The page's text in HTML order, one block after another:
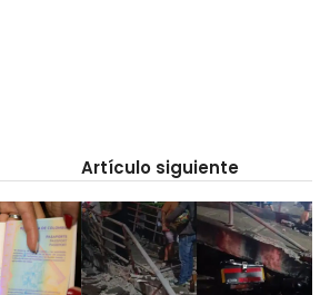
Artículo siguiente